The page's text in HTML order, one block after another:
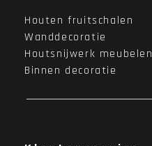
Houten fruitschalen
Wanddecoratie
Houtsnijwerk meubelen
Binnen decoratie